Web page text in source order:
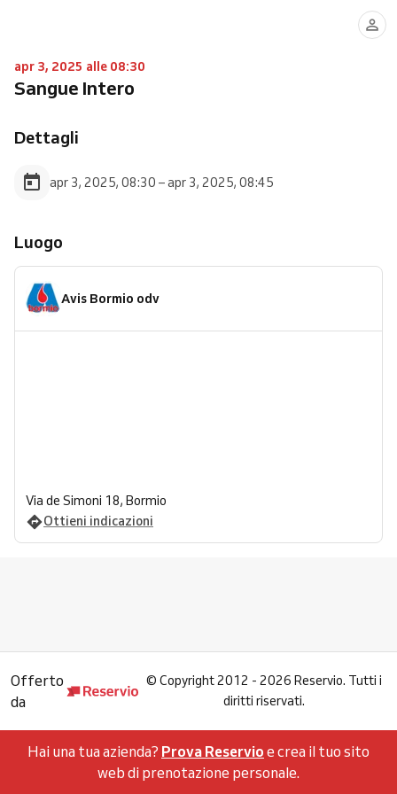
apr 3, 2025 alle 08:30
Sangue Intero
Dettagli
apr 3, 2025, 08:30 – apr 3, 2025, 08:45
Luogo
Avis Bormio odv
Via de Simoni 18, Bormio
Ottieni indicazioni
Offerto
da
© Copyright 2012 - 2026 Reservio. Tutti i
diritti riservati.
Hai una tua azienda? Prova Reservio e crea il tuo sito
web di prenotazione personale.